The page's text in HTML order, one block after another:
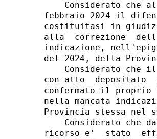
Considerato che
febbraio 2024 il
costituitasi in
alla  correzione
indicazione,
del 2024, della
Considerato che
con atto  depositato
confermato il proprio
nella mancata
Provincia stessa nel
Considerato che
ricorso e'  stato